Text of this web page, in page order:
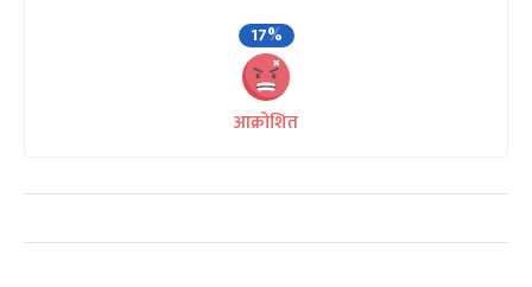
17%
आक्रोशित